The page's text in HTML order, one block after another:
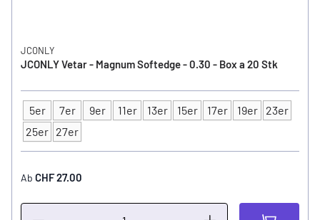
JCONLY
JCONLY Vetar - Magnum Softedge - 0.30 - Box a 20 Stk
Typ
5er 7er 9er 11er 13er 15er 17er 19er
23er
25er 27er
Ab CHF 27.00